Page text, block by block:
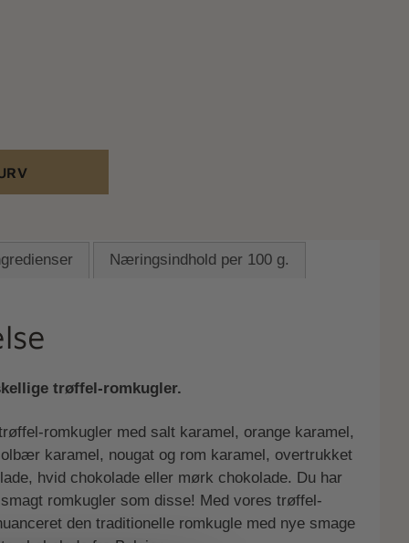
Næringsindhold per 100 g.
trøffel-romkugler.
romkugler med salt karamel, orange karamel,
karamel, nougat og rom karamel, overtrukket
hvid chokolade eller mørk chokolade. Du har
romkugler som disse! Med vores trøffel-
den traditionelle romkugle med nye smage